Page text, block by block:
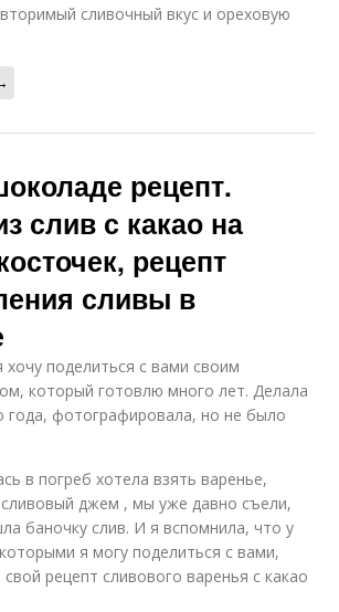
сливочный вкус и ореховую
рецепт.
слив с какао на
рецепт
сливы в
хочу поделиться с вами своим
который готовлю много лет. Делала
года, фотографировала, но не было
в погреб хотела взять варенье,
джем , мы уже давно съели,
баночку слив. И я вспомнила, что у
я могу поделиться с вами,
рецепт сливового варенья с какао